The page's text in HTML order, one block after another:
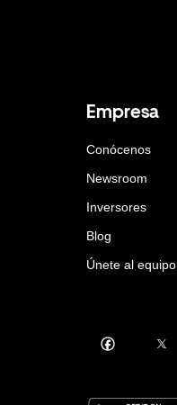
Empresa
Conócenos
Newsroom
Inversores
Blog
Únete al equipo